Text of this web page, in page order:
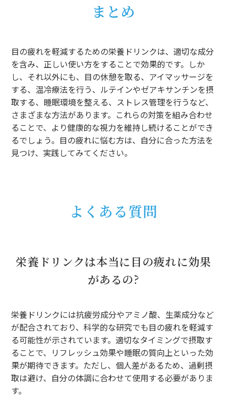
まとめ
目の疲れを軽減するための栄養ドリンクは、適切な成分
を含み、正しい使い方をすることで効果的です。しか
し、それ以外にも、目の休憩を取る、アイマッサージを
する、温冷療法を行う、ルテインやゼアキサンチンを摂
取する、睡眠環境を整える、ストレス管理を行うなど、
さまざまな方法があります。これらの対策を組み合わせ
ることで、より健康的な視力を維持し続けることができ
るでしょう。目の疲れに悩む方は、自分に合った方法を
見つけ、実践してみてください。
よくある質問
栄養ドリンクは本当に目の疲れに効果
があるの?
栄養ドリンクには抗疲労成分やアミノ酸、生薬成分など
が配合されており、科学的な研究でも目の疲れを軽減す
る可能性が示されています。適切なタイミングで摂取す
ることで、リフレッシュ効果や睡眠の質向上といった効
果が期待できます。ただし、個人差があるため、過剰摂
取は避け、自分の体調に合わせて使用する必要がありま
す。